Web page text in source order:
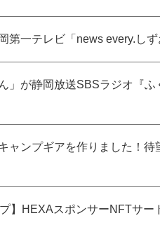
第一テレビ「news every.し
」が静岡放送SBSラジオ『
ャンプギアを作りました！待
】HEXAスポンサーNFTサ